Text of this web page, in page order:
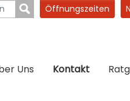
Öffnungszeiten
Uns Kontakt